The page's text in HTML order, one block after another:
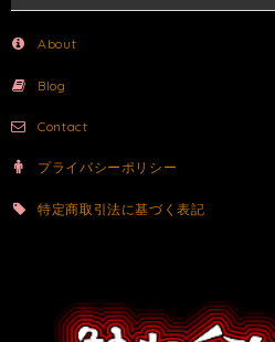
About
Blog
Contact
プライバシーポリシー
特定商取引法に基づく表記